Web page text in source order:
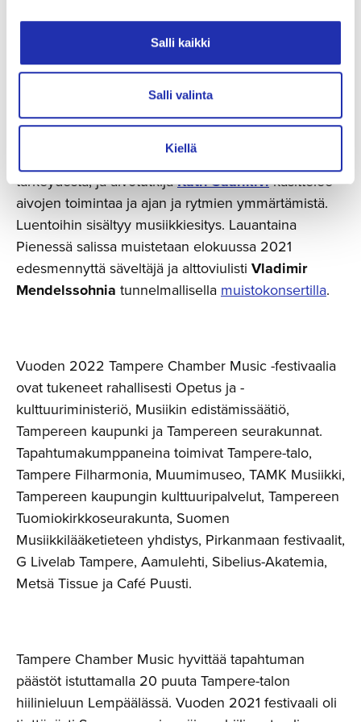
Salli kaikki
Salli valinta
Kiellä
Lauantaina 4. kesäkuuta Tampere-talossa voi
tutustua hyvinvoinnin eri muotoihin. TanssijaSini
pitää kehon liikkeisiin keskittyvän
workshopin, joka sopii kaikille festivaalikävijöille
luennoi lapsen luovuudesta ja leikin
tärkeydestä, ja aivotutkijaKatri Saarikivikäsittelee
aivojen toimintaa ja ajan ja rytmien ymmärtämistä.
Luentoihin sisältyy musiikkiesitys. Lauantaina
Pienessä salissa muistetaan elokuussa 2021
edesmennyttä säveltäjä ja alttoviulisti Vladimir
Mendelssohnia tunnelmallisella muistokonsertilla.
Vuoden 2022 Tampere Chamber Music -festivaalia
ovat tukeneet rahallisesti Opetus ja -
kulttuuriministeriö, Musiikin edistämissäätiö,
Tampereen kaupunki ja Tampereen seurakunnat.
Tapahtumakumppaneina toimivat Tampere-talo,
Tampere Filharmonia, Muumimuseo, TAMK Musiikki,
Tampereen kaupungin kulttuuripalvelut, Tampereen
Tuomiokirkkoseurakunta, Suomen
Musiikkilääketieteen yhdistys, Pirkanmaan festivaalit,
G Livelab Tampere, Aamulehti, Sibelius-Akatemia,
Metsä Tissue ja Café Puusti.
Tampere Chamber Music hyvittää tapahtuman
päästöt istuttamalla 20 puuta Tampere-talon
hiilinieluun Lempäälässä. Vuoden 2021 festivaali oli